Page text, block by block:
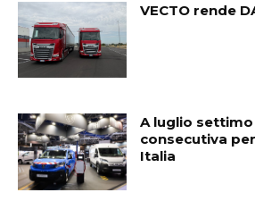
VECTO rende
A luglio
consecutiva
Italia